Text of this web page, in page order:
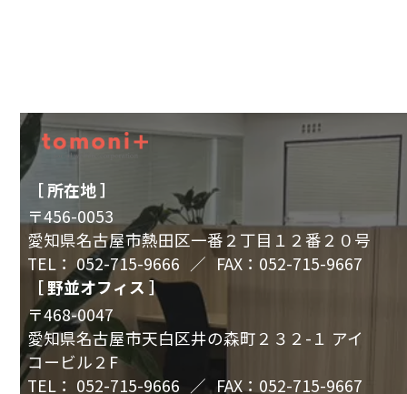
［ 所在地 ］
〒456-0053
愛知県名古屋市熱田区一番２丁目１２番２０号
TEL：052-715-9666 ／ FAX：052-715-9667
［ 野並オフィス ］
〒468-0047
愛知県名古屋市天白区井の森町２３２-１ アイ
コービル２F
TEL： 052-715-9666 ／ FAX：052-715-9667